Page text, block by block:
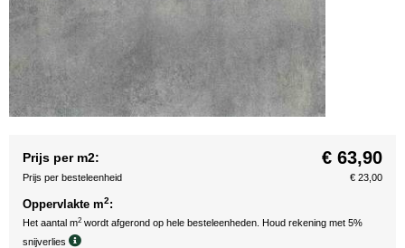
Prijs per m2: € 63,90
Prijs per besteleenheid € 23,00
Oppervlakte m2:
Het aantal m2 wordt afgerond op hele besteleenheden. Houd rekening met 5%
snijverlies